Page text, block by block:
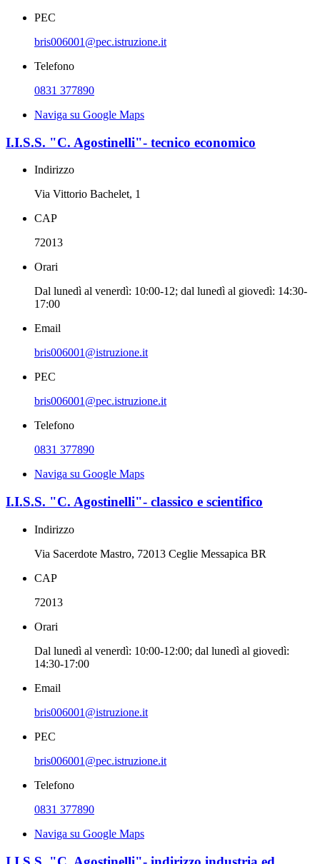
PEC
bris006001@pec.istruzione.it
Telefono
0831 377890
Naviga su Google Maps
I.I.S.S. "C. Agostinelli"- tecnico economico
Indirizzo
Via Vittorio Bachelet, 1
CAP
72013
Orari
Dal lunedì al venerdì: 10:00-12; dal lunedì al giovedì: 14:30-
17:00
Email
bris006001@istruzione.it
PEC
bris006001@pec.istruzione.it
Telefono
0831 377890
Naviga su Google Maps
I.I.S.S. "C. Agostinelli"- classico e scientifico
Indirizzo
Via Sacerdote Mastro, 72013 Ceglie Messapica BR
CAP
72013
Orari
Dal lunedì al venerdì: 10:00-12:00; dal lunedì al giovedì:
14:30-17:00
Email
bris006001@istruzione.it
PEC
bris006001@pec.istruzione.it
Telefono
0831 377890
Naviga su Google Maps